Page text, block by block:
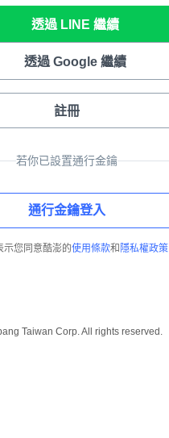
透過 LINE 繼續
透過 Google 繼續
註冊
若你已設置通行金鑰
通行金鑰登入
示您同意酷澎的使用條款和 隱私權政策
Taiwan Corp. All rights reserved.